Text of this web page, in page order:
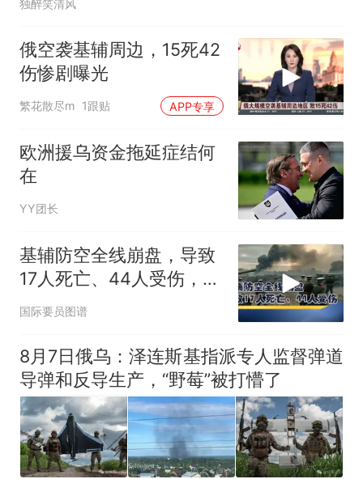
独醉笑清风
俄空袭基辅周边，15死42
伤惨剧曝光
繁花散尽m 1跟贴 APP专享
欧洲援乌资金拖延症结何
在
YY团长
基辅防空全线崩盘，导致
17人死亡、44人受伤，后
方血战彻底失控
国际要员图谱
8月7日俄乌：泽连斯基指派专人监督弹道
导弹和反导生产，“野莓”被打懵了